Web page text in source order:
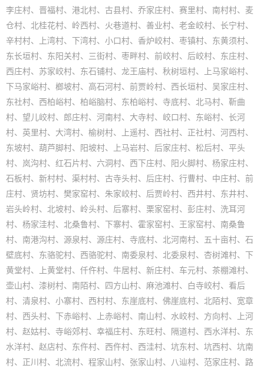
李庄村、晋福村、港北村、古县村、乔家庄村、赛里村、南村村、麦
仓村、北桂花村、岭西村、火巷道村、善业村、老金峧村、长宁村、
辛村村、上湾村、下湾村、小口村、香炉峧村、枣镇村、东黄须村、
东长垣村、东阳关村、三街村、枣畔村、前峧村、后峧村、东庄村、
西庄村、苏家峧村、东石铺村、龙王庙村、秋树垣村、上马家峪村、
下马家峪村、榔坡村、高石河村、前贾岭村、西长垣村、吴家庄村、
东社村、西柏峪村、柏峪脑村、东柏峪村、寺底村、北马村、靳曲
村、望儿峧村、郎庄村、河南村、大寺村、峧口村、东峪村、长河
村、英里村、大湾村、榆树村、上遥村、西社村、正社村、河西村、
东坡村、葫芦脚村、阳坡村、上马岩村、后家庄村、松后村、平头
村、岚沟村、红石片村、六洞村、西下庄村、阳火脚村、杨家庄村、
石板村、新村村、渠村村、古寺头村、后庄村、行曹村、中庄村、前
庄村、贤坊村、樊家窑村、朱家峧村、后贾岭村、西井村、东井村、
岩头岭村、北坡村、岭头村、后寨村、栗家窑村、彭庄村、洗耳河
村、杨家洼村、北桑鲁村、下寨村、霍家窑村、王家窑村、南桑鲁
村、南港沟村、源泉村、源庄村、寺底村、北河南村、五十亩村、石
壁底村、东骆驼村、西骆驼村、南委泉村、北委泉村、杏树滩村、下
黄堂村、上黄堂村、仟仵村、牛居村、新庄村、车元村、茶棚滩村、
壶山村、漆树村、南陌村、四方山村、麻池滩村、白寺峧村、看后
村、清泉村、小寨村、西村村、东崖底村、佛崖底村、北陌村、宽章
村、西头村、下赤峪村、上赤峪村、南山村、水峧村、方向村、上河
村、赵姑村、寺峪郊村、幸福庄村、东旺村、隔道村、西水洋村、东
水洋村、赵店村、东仵村、西仵村、西洼村、坑东村、坑西村、坑南
村、正川村、北流村、程家山村、张家山村、八辿村、范家庄村、路